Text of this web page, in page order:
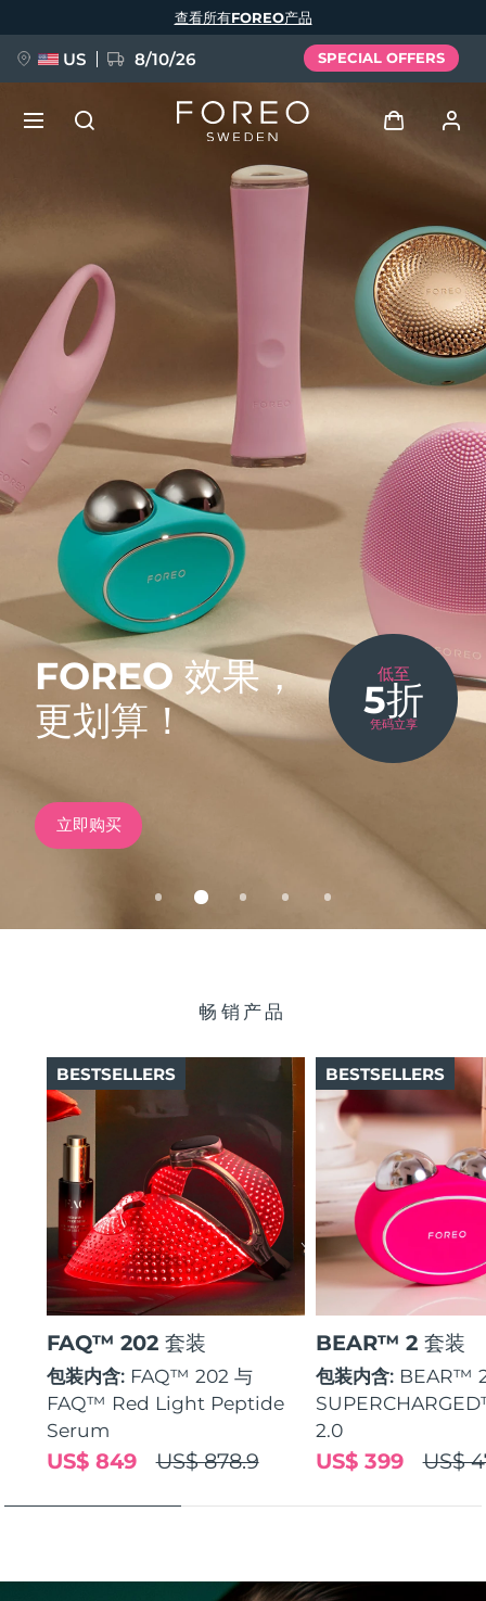
US$ 99.9
提亮10个色阶
新品
issa ™Teeth Whitening Set
查看详情
低至
5折
凭码立享
FOREO 效果，
更划算！
立即购买
美容偶像，
臻于完美。
FDA-CLEARED
FAQ™202 plus
查看详情
凝萃日光能量，多维柔
和焕肤
新品
FAQ™502
查看详情
无创塑颜，提拉焕亮
BEARTM 2
发现更多
畅销产品
BESTSELLERS
FAQ™ 202 套装
包装内含: FAQ™ 202 与
FAQ™ Red Light Peptide
Serum
US$ 878.9
US$ 849
BESTSELLERS
BEAR™ 2 套装
包装内含: BEAR™
2.0
US$
US$ 399
查看所有FOREO产品
US 8/10/26 SPECIAL OFFERS
用户信息
我的设备
我的订单
我的地址
我的订阅
FAQ™ Pure Beauty-Tech Elixir
issa™ Teeth Whitening Set
FAQ™ Dual LED Panel
热门产品
面部清洁
LUNA™ 4 套装
Anti-aging massage
LUNA™ 4 Plus
Massage, LED heating
LUNA™ 4 Men
For men, anti-aging massage
LUNA™ 4 mini
LUNA™ 4 go
紧致提拉
BEAR™ 2 套装
Microcurrent toning
BEAR™ 2 go
Microcurrent toning on-the-go
BEAR™ 2 eyes & lips
Microcurrent line smoothing device
面部提拉护理
BEAR™ 设备
补水保湿
UFO™ 3 套装
Deep facial hydration
UFO™ 3 LED
Near-infrared and red light therapy
口腔护理
issa™ 4
Hybrid silicone sonic toothbrush
issa™ 4 plus
Smart hybrid silicone sonic toothbrush
FAQ™ 抗老护理
抗老
FAQ™ 101
LED治疗
FAQ™ 201
English Deutsch
Español
Français
Português
Svenska
Русский
Türkçe
简体中文
发货国家
美国 预计送达日期10/08/2026
09/08/2026
西班牙 预计送达日期 09/08/2026
澳大利亚 预计送达日期12/08/2026
预计送达日期09/08/2026
德国
预计送达日期
巴林 预计送达日期10/08/2026
比利时 预计送达日期09/08/2026
百慕大 预计送达日期15/08/2026
波斯尼亚和黑塞哥维那 预计送达日期 12/08/2026
文莱 预计送达日期14/08/2026
保加利亚 预计送达日期09/08/2026
加拿大 预计送达日期 13/08/2026
智利 预计送达日期13/08/2026
中国 预计送达日期09/08/2026